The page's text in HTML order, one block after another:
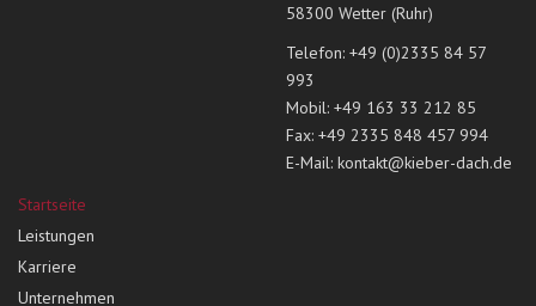
58300 Wetter (Ruhr)
Telefon: +49 (0)2335 84 57
993
Mobil: +49 163 33 212 85
Fax: +49 2335 848 457 994
E-Mail: kontakt@kieber-dach.de
Startseite
Leistungen
Karriere
Unternehmen